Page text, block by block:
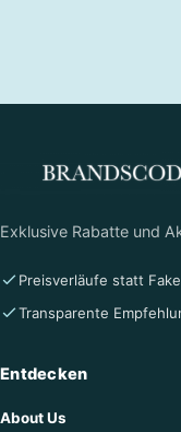
Exklusive Rabatte und
Preisverläufe statt
Transparente
Entdecken
About Us